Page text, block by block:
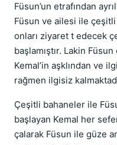
Füsun’un etrafından
Füsun ve ailesi ile
onları ziyaret t edecek
başlamıştır. Lakin
Kemal’in aşklından ve
rağmen ilgisiz
Çeşitli bahaneler ile
başlayan Kemal her
çalarak Füsun ile güze